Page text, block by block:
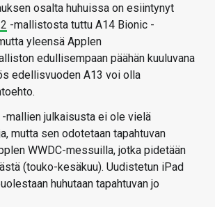
osalta huhuissa on esiintynyt
-mallistosta tuttu A14 Bionic -
yleensä Applen
edullisempaan päähän kuuluvana
edellisvuoden A13 voi olla
mallien julkaisusta ei ole vielä
mutta sen odotetaan tapahtuvan
WWDC-messuilla, jotka pidetään
(touko-kesäkuu). Uudistetun iPad
huhutaan tapahtuvan jo